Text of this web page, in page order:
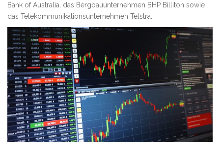
Bank of Australia, das Bergbauunternehmen BHP Billiton sowie
das Telekommunikationsunternehmen Telstra.